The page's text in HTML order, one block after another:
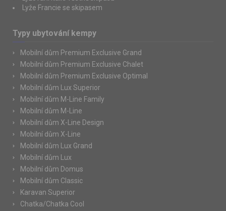
Lyže Francie se skipasem
Typy ubytování kempy
Mobilní dům Premium Exclusive Grand
Mobilní dům Premium Exclusive Chalet
Mobilní dům Premium Exclusive Optimal
Mobilní dům Lux Superior
Mobilní dům M-Line Family
Mobilní dům M-Line
Mobilní dům X-Line Design
Mobilní dům X-Line
Mobilní dům Lux Grand
Mobilní dům Lux
Mobilní dům Domus
Mobilní dům Classic
Karavan Superior
Chatka/Chatka Cool